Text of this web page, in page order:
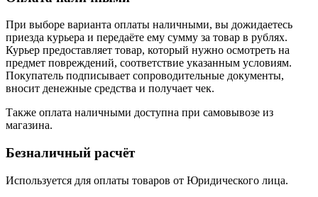
При выборе варианта оплаты наличными, вы дожидаетесь
приезда курьера и передаёте ему сумму за товар в рублях.
Курьер предоставляет товар, который нужно осмотреть на
предмет повреждений, соответствие указанным условиям.
Покупатель подписывает сопроводительные документы,
вносит денежные средства и получает чек.
Также оплата наличными доступна при самовывозе из
магазина.
Безналичный расчёт
Используется для оплаты товаров от Юридического лица.